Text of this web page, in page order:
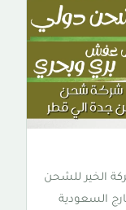
الخير للشحن
السعودية